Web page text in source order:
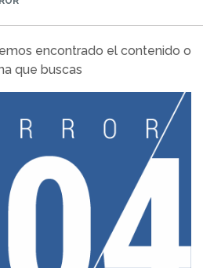
encontrado el contenido o
que buscas